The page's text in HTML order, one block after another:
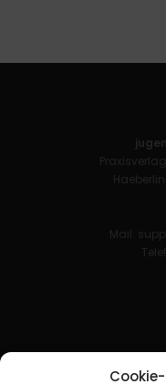
Mail:
Mitarbeitende in der